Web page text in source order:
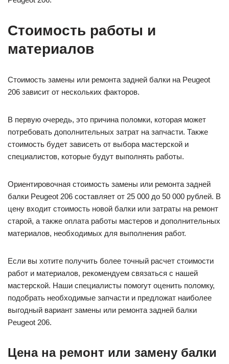
Стоимость работы и
материалов
Стоимость замены или ремонта задней балки на Peugeot
206 зависит от нескольких факторов.
В первую очередь, это причина поломки, которая может
потребовать дополнительных затрат на запчасти. Также
стоимость будет зависеть от выбора мастерской и
специалистов, которые будут выполнять работы.
Ориентировочная стоимость замены или ремонта задней
балки Peugeot 206 составляет от 25 000 до 50 000 рублей. В
цену входит стоимость новой балки или затраты на ремонт
старой, а также оплата работы мастеров и дополнительных
материалов, необходимых для выполнения работ.
Если вы хотите получить более точный расчет стоимости
работ и материалов, рекомендуем связаться с нашей
мастерской. Наши специалисты помогут оценить поломку,
подобрать необходимые запчасти и предложат наиболее
выгодный вариант замены или ремонта задней балки
Peugeot 206.
Цена на ремонт или замену балки